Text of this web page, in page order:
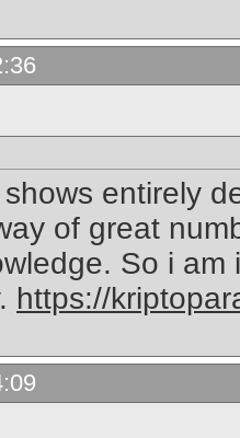
entirely
of great
So i
https://